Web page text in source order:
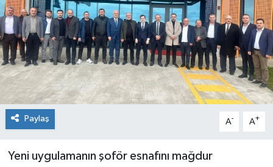
Paylaş A- A+
Yeni uygulamanın şoför esnafını mağdur